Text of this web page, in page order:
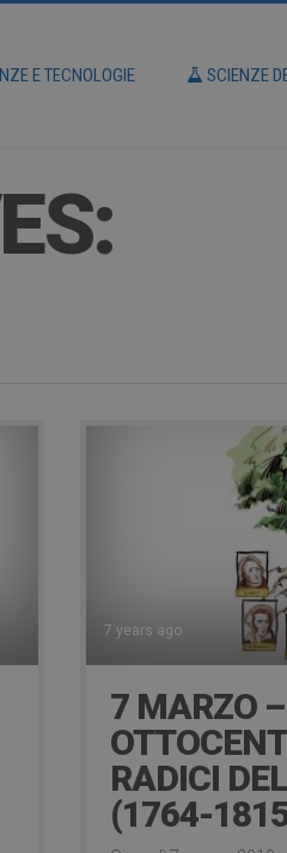
E TECNOLOGIE SCIENZE
7 years ago
7 MARZO
RADICI
(1764-